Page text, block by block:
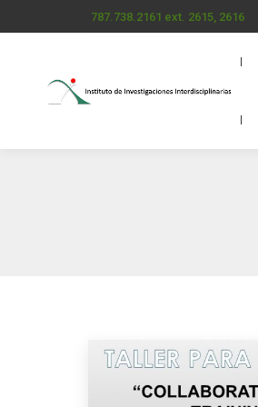
787.738.2161 ext. 2615, 2616